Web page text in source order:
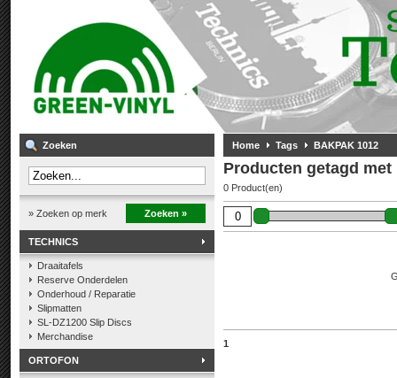
Zoeken
» Zoeken op merk Zoeken »
TECHNICS
Draaitafels
Reserve Onderdelen
Onderhoud / Reparatie
Slipmatten
SL-DZ1200 Slip Discs
Merchandise
ORTOFON
Home Tags BAKPAK 1012
Producten getagd met
0 Product(en)
1